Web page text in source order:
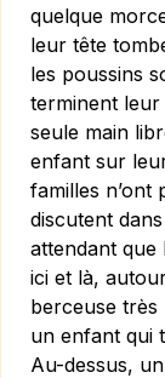
quelque
leur tête
les poussins
terminent
seule main
enfant sur
familles n’ont
dis­cutent
attendant que
ici et là,
berceuse
un enfant qui
Au-dessus,